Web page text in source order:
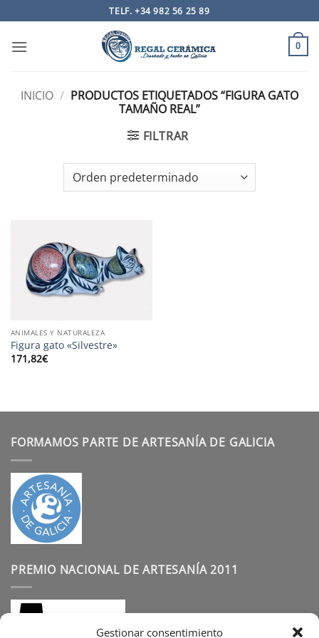
Gestionar consentimiento
al
contenido
TELF. +34 982 56 25 89
0
INICIO / PRODUCTOS ETIQUETADOS “FIGURA GATO
TAMAÑO REAL”
FILTRAR
ANIMALES Y NATURALEZA
Figura gato «Silvestre»
171,82€
FORMAMOS PARTE DE ARTESANÍA DE GALICIA
PREMIO NACIONAL DE ARTESANÍA 2011